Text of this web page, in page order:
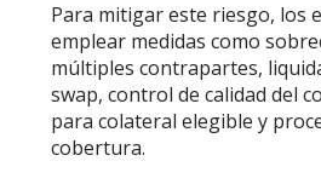
Para mitigar este riesgo, los
emplear medidas como
múltiples contrapartes,
swap, control de calidad del
para colateral elegible y
cobertura.